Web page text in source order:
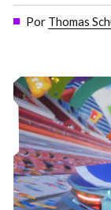
Por Thomas